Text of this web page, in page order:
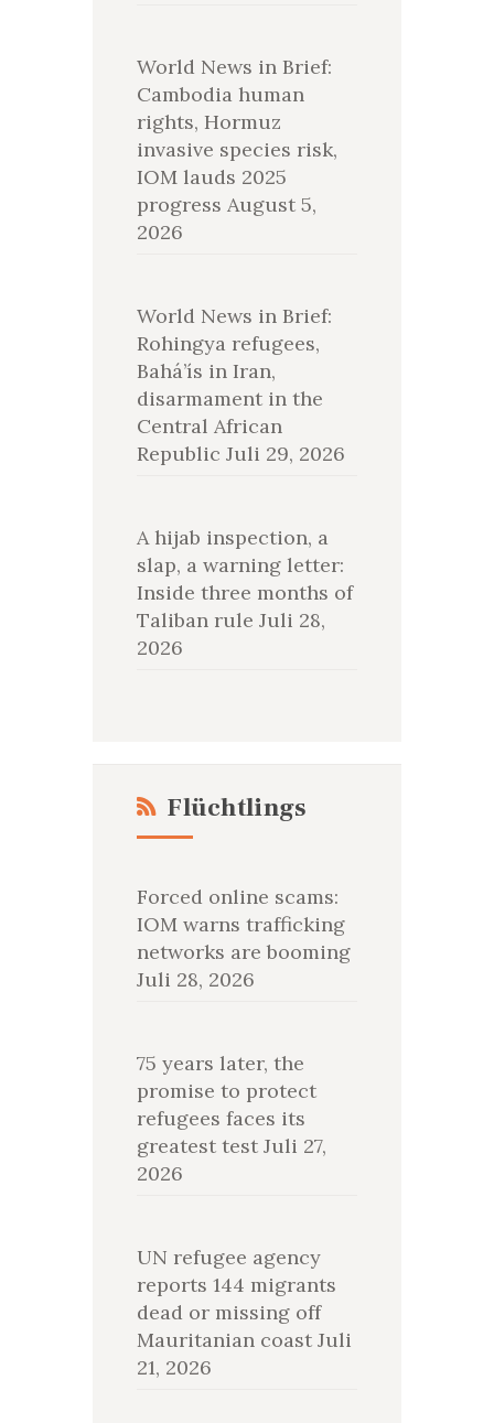
World News in Brief:
Cambodia human
rights, Hormuz
invasive species risk,
IOM lauds 2025
progress August 5,
2026
World News in Brief:
Rohingya refugees,
Bahá’ís in Iran,
disarmament in the
Central African
Republic Juli 29, 2026
A hijab inspection, a
slap, a warning letter:
Inside three months of
Taliban rule Juli 28,
2026
Flüchtlings
Forced online scams:
IOM warns trafficking
networks are booming
Juli 28, 2026
75 years later, the
promise to protect
refugees faces its
greatest test Juli 27,
2026
UN refugee agency
reports 144 migrants
dead or missing off
Mauritanian coast Juli
21, 2026